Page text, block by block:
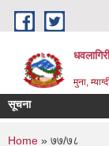
Skip to main content
मुना,
सूचना
Home » ७७/७८